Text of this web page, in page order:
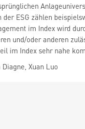
der ESG zählen
im Index wird
und/oder anderen
im Index sehr nahe
Xuan Luo